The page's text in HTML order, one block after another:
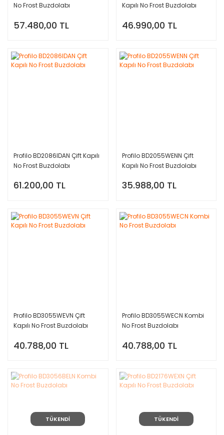
No Frost Buzdolabı
57.480,00 TL
Kapılı No Frost Buzdolabı
46.990,00 TL
Profilo BD2086IDAN Çift Kapılı
No Frost Buzdolabı
61.200,00 TL
Profilo BD2055WENN Çift
Kapılı No Frost Buzdolabı
35.988,00 TL
Profilo BD3055WEVN Çift
Kapılı No Frost Buzdolabı
40.788,00 TL
Profilo BD3055WECN Kombi
No Frost Buzdolabı
40.788,00 TL
TÜKENDİ TÜKENDİ